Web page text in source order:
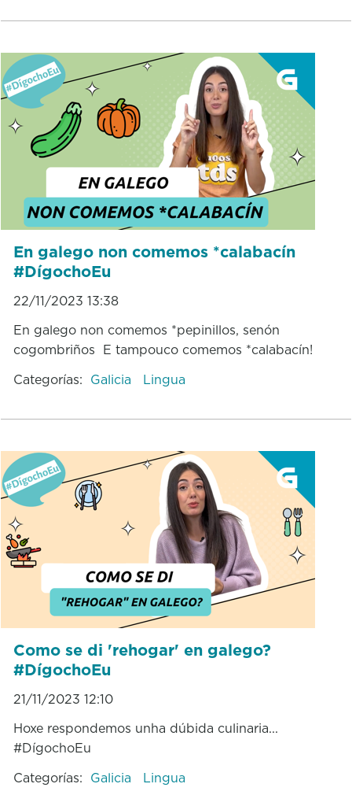
En galego non comemos *calabacín
#DígochoEu
22/11/2023 13:38
En galego non comemos *pepinillos, senón
cogombriños E tampouco comemos *calabacín!
Categorías: Galicia Lingua
Como se di 'rehogar' en galego?
#DígochoEu
21/11/2023 12:10
Hoxe respondemos unha dúbida culinaria...
#DígochoEu
Categorías: Galicia Lingua